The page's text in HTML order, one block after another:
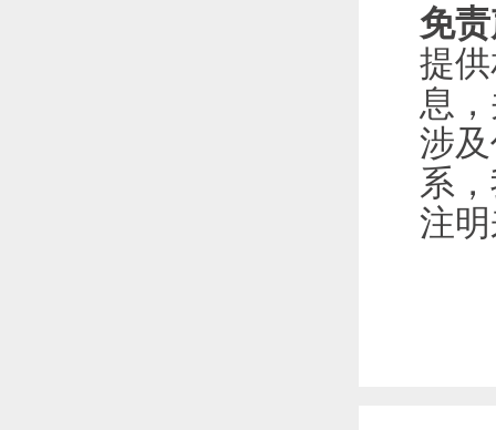
免
提
息
涉
系
注